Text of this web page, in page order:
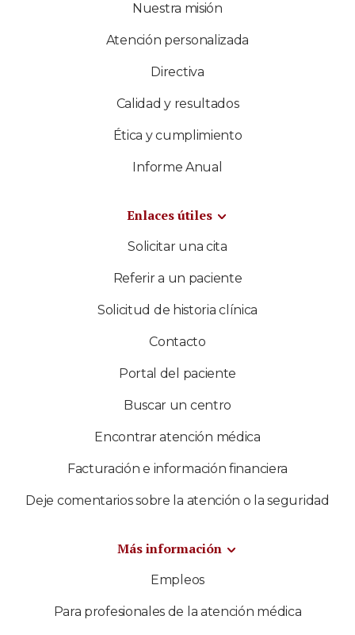
Nuestra misión
Atención personalizada
Directiva
Calidad y resultados
Ética y cumplimiento
Informe Anual
Enlaces útiles
Solicitar una cita
Referir a un paciente
Solicitud de historia clínica
Contacto
Portal del paciente
Buscar un centro
Encontrar atención médica
Facturación e información financiera
Deje comentarios sobre la atención o la seguridad
Más información
Empleos
Para profesionales de la atención médica